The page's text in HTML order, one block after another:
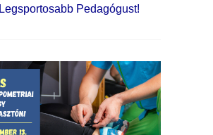
Legsportosabb Pedagógust!